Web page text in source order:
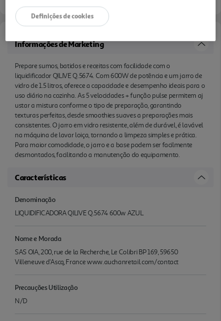
o jarro e a base podem ser facilmente
desmontados, facilitando a manutenção do
Informações de Marketing
Prepare sumos, batidos e receitas com facilidade com o
liquidificador QILIVE Q.5674. Com 600W de potência e um jarro de
vidro de 1.5 litros, oferece a capacidade e desempenho ideais para o
uso diário na cozinha. As 5 velocidades + função pulse permitem aj
ustar a mistura conforme o tipo de preparação, garantindo
texturas perfeitas, desde smoothies suaves a preparações mais
consistentes. O jarro em vidro resistente, além de durável, é lavável
na máquina de lavar loiça, tornando a limpeza simples e prática.
Para maior comodidade, o jarro e a base podem ser facilmente
desmontados, facilitando a manutenção do equipamento.
Características
Denominação
LIQUIDIFICADORA QILIVE Q.5674 600w AZUL
Nome e Morada
SAS OIA, 200, rue de la Recherche, Le Colibri BP 169, 59650
Villeneuve d'Ascq, France www.auchanretail.com/contact
Precauções Utilização
N/D
Definições de cookies